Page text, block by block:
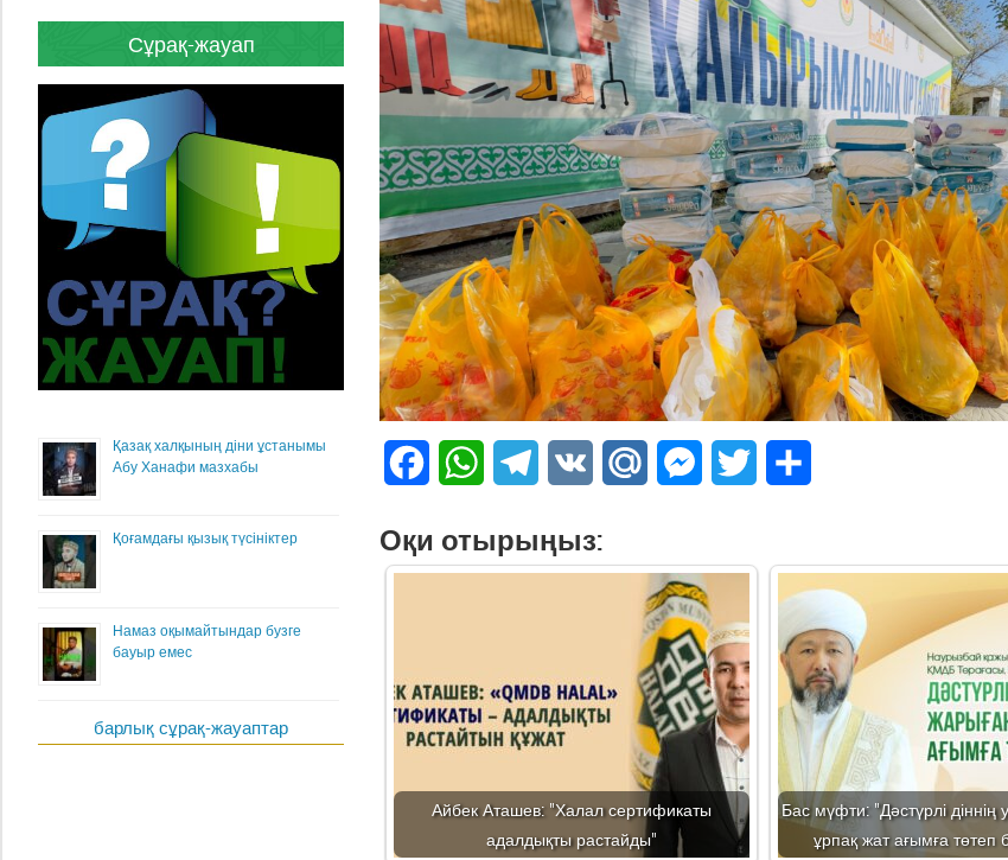
FacebookWhatsAppTelegram
VK Mail.Ru Messenger
Twitter
Оқи отырыңыз:
Айбек Аташев: "Халал сертификаты
адалдықты растайды"
Бас мүфти: "Дәстүрлі
ұрпақ жат ағымға төтеп
Сұрақ-жауап
Қазақ халқының діни ұстанымы
Абу Ханафи мазхабы
Қоғамдағы қызық түсініктер
Намаз оқымайтындар бузге
бауыр емес
барлық сұрақ-жауаптар